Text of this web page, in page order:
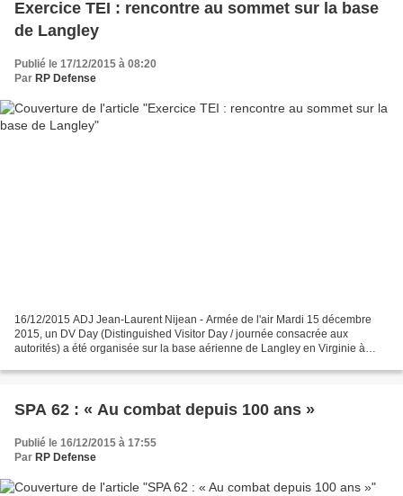
Exercice TEI : rencontre au sommet sur la base
de Langley
Publié le 17/12/2015 à 08:20
Par RP Defense
16/12/2015 ADJ Jean-Laurent Nijean - Armée de l'air Mardi 15 décembre
2015, un DV Day (Distinguished Visitor Day / journée consacrée aux
autorités) a été organisée sur la base aérienne de Langley en Virginie à
SPA 62 : « Au combat depuis 100 ans »
Publié le 16/12/2015 à 17:55
Par RP Defense